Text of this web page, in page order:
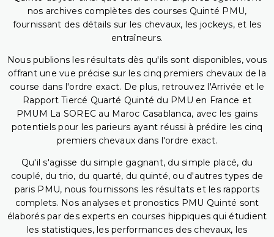
nos archives complètes des courses Quinté PMU,
fournissant des détails sur les chevaux, les jockeys, et les
entraîneurs.
Nous publions les résultats dès qu'ils sont disponibles, vous
offrant une vue précise sur les cinq premiers chevaux de la
course dans l'ordre exact. De plus, retrouvez l'Arrivée et le
Rapport Tiercé Quarté Quinté du PMU en France et
PMUM La SOREC au Maroc Casablanca, avec les gains
potentiels pour les parieurs ayant réussi à prédire les cinq
premiers chevaux dans l'ordre exact.
Qu'il s'agisse du simple gagnant, du simple placé, du
couplé, du trio, du quarté, du quinté, ou d'autres types de
paris PMU, nous fournissons les résultats et les rapports
complets. Nos analyses et pronostics PMU Quinté sont
élaborés par des experts en courses hippiques qui étudient
les statistiques, les performances des chevaux, les